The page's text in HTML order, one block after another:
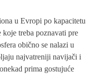
u Evropi po kapacitetu
koje treba poznavati pre
obično se nalazi u
najvatreniji navijači i
prima gostujuće